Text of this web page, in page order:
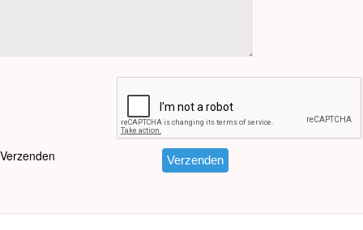
Verzenden